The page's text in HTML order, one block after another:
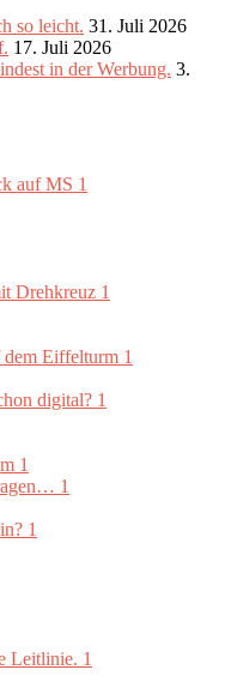
so leicht. 31. Juli 2026
17. Juli 2026
in der Werbung. 3.
auf MS 1
Drehkreuz 1
dem Eiffelturm 1
digital? 1
1
1
1
Leitlinie. 1